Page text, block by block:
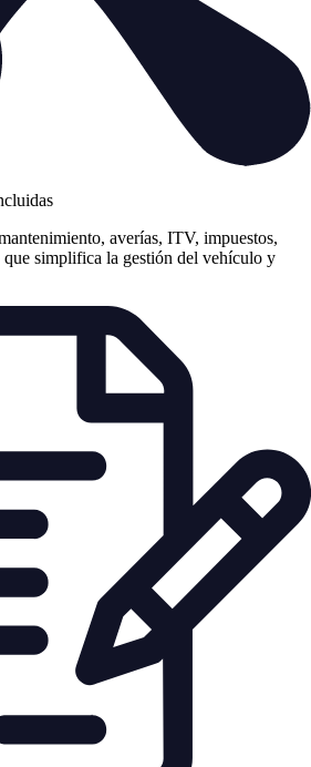
averías, ITV, impuestos,
que simplifica la gestión del vehículo y